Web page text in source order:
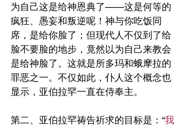
为自己这是给神恩典了——这是何等的
疯狂、愚妄和叛逆呢！神与你吃饭同
席，是给你脸了；但现代人不仅到了给
脸不要脸的地步，竟然以为自己来教会
是给神脸了。这就是所多玛和蛾摩拉的
罪恶之一。不仅如此，仆人这个概念也
显示，亚伯拉罕一直在侍奉主。
第二、亚伯拉罕祷告祈求的目标是：“我